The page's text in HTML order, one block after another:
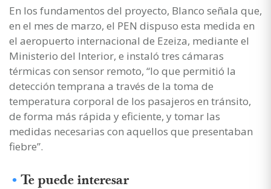
En los fundamentos del proyecto, Blanco señala que,
en el mes de marzo, el PEN dispuso esta medida en
el aeropuerto internacional de Ezeiza, mediante el
Ministerio del Interior, e instaló tres cámaras
térmicas con sensor remoto, “lo que permitió la
detección temprana a través de la toma de
temperatura corporal de los pasajeros en tránsito,
de forma más rápida y eficiente, y tomar las
medidas necesarias con aquellos que presentaban
fiebre”.
Te puede interesar